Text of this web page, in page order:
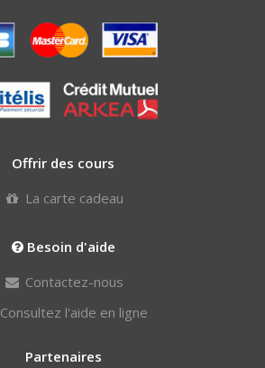
Offrir des cours
La carte cadeau
Besoin d'aide
Contactez-nous
Consultez l'aide en ligne
Partenaires